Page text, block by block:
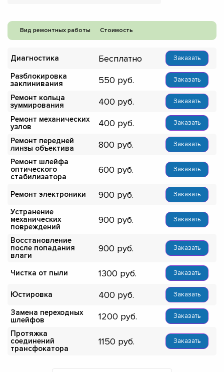
Вид ремонтных работы Стоимость
Диагностика Бесплатно Заказать
Разблокировка
заклинивания
550 Заказать
Ремонт кольца
зуммирования
400 Заказать
Ремонт механических
узлов
400 Заказать
Ремонт передней
линзы объектива
800 Заказать
Ремонт шлейфа
оптического
стабилизатора
600 Заказать
Ремонт электроники 900 Заказать
Устранение
механических
повреждений
900 Заказать
Восстановление
после попадания
влаги
900 Заказать
Чистка от пыли 1300 Заказать
Юстировка 400 Заказать
Замена переходных
шлейфов
1200 Заказать
Протяжка
соединений
трансфокатора
1150 Заказать